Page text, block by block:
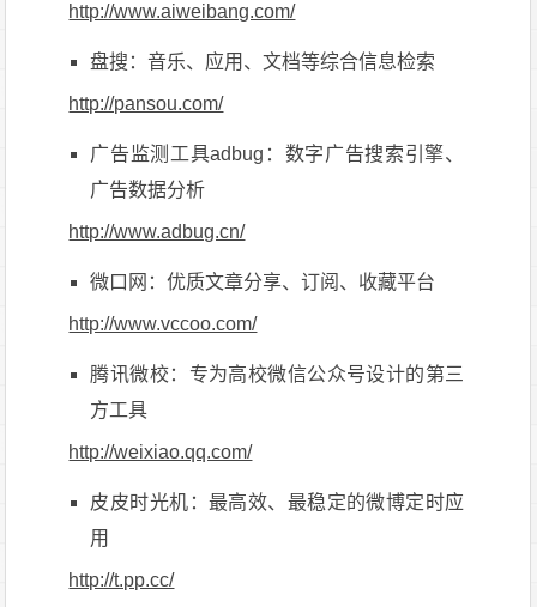
http://www.aiweibang.com/
盘搜：音乐、应用、文档等综合信息检索
http://pansou.com/
广告监测工具adbug：数字广告搜索引擎、
广告数据分析
http://www.adbug.cn/
微口网：优质文章分享、订阅、收藏平台
http://www.vccoo.com/
腾讯微校：专为高校微信公众号设计的第三
方工具
http://weixiao.qq.com/
皮皮时光机：最高效、最稳定的微博定时应
用
http://t.pp.cc/